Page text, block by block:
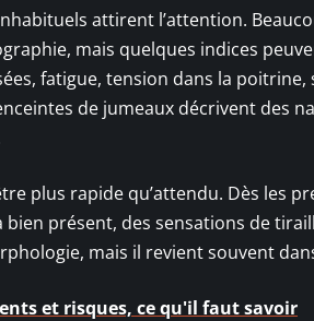
attirent l’attention.
mais quelques indices
fatigue, tension dans la
de jumeaux décrivent des
plus rapide qu’attendu. Dès les
présent, des sensations de
mais il revient souvent
et risques, ce qu'il faut savoir